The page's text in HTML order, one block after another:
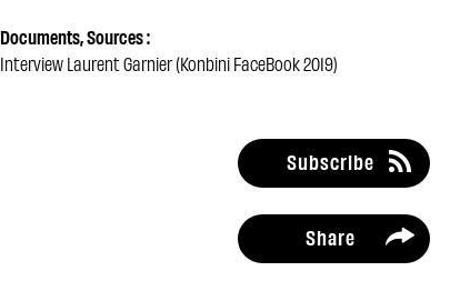
Documents, Sources :
Interview Laurent Garnier (Konbini FaceBook 2019)
Subscribe
Share